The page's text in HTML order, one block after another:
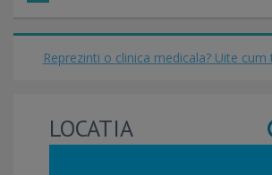
Reprezinti o clinica medicala? Uite
LOCATIA